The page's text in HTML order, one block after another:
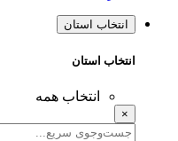
انتخاب استان
انتخاب استان
انتخاب همه
×